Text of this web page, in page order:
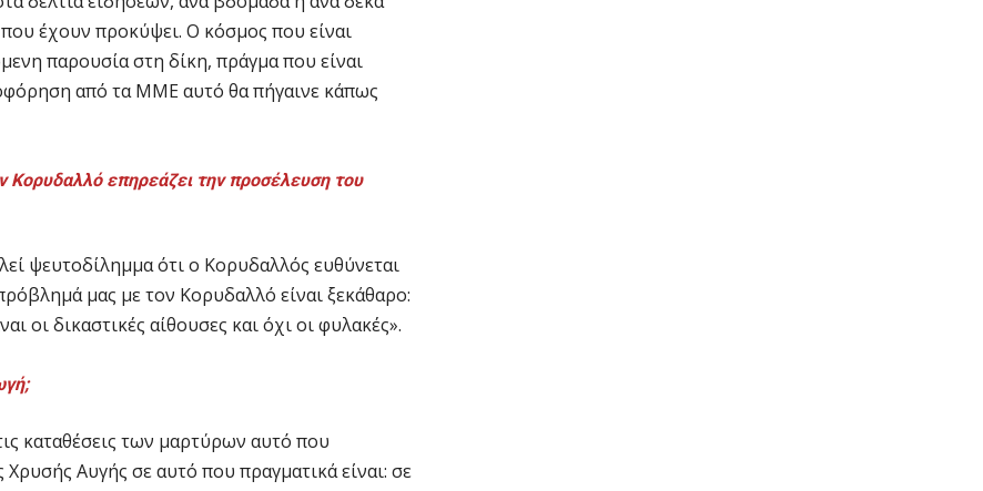
έχουν προκύψει. Ο κόσμος που είναι
παρουσία στη δίκη, πράγμα που είναι
από τα ΜΜΕ αυτό θα πήγαινε κάπως
Κορυδαλλό επηρεάζει την προσέλευση του
ψευτοδίλημμα ότι ο Κορυδαλλός ευθύνεται
μας με τον Κορυδαλλό είναι ξεκάθαρο:
οι δικαστικές αίθουσες και όχι οι φυλακές».
καταθέσεις των μαρτύρων αυτό που
Αυγής σε αυτό που πραγματικά είναι: σε